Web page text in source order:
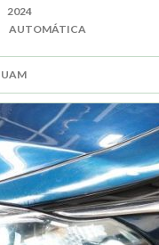
2024
AUTOMÁTICA